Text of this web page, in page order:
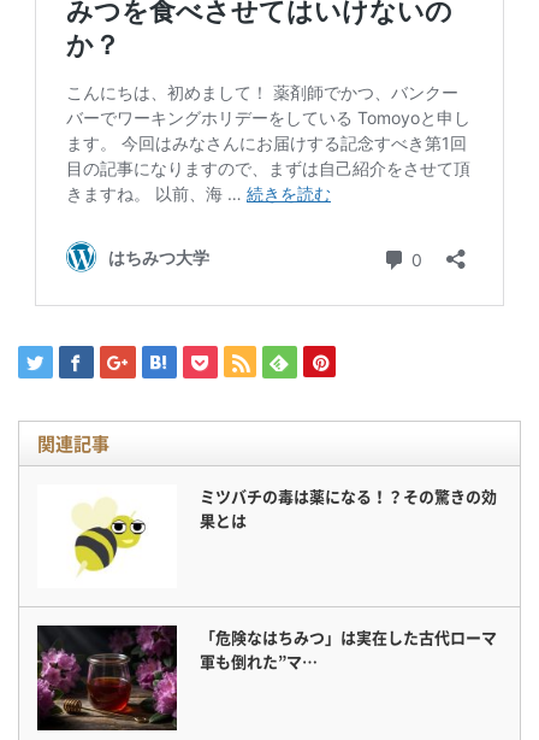
関連記事
ミツバチの毒は薬になる！？その驚きの効
果とは
「危険なはちみつ」は実在した古代ローマ
軍も倒れた”マ…